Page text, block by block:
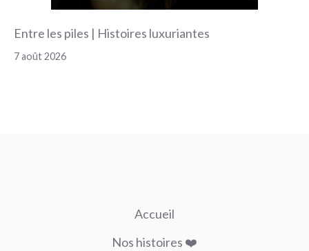
Entre les piles | Histoires luxuriantes
7 août 2026
Accueil
Nos histoires ❤️